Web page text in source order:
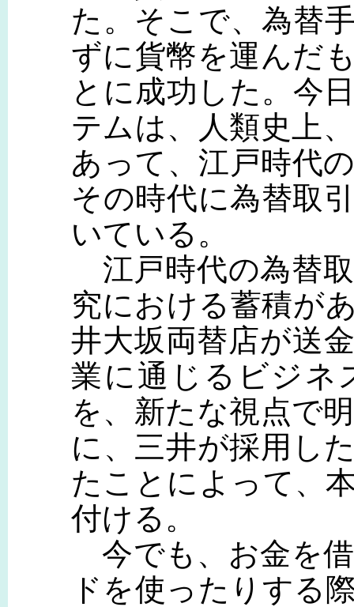
た。そこで、為替
ずに貨幣を運んだ
とに成功した。今
テムは、人類史上
あって、江戸時代
その時代に為替取
いている。
江戸時代の為替
究における蓄積が
井大坂両替店が送
業に通じるビジネ
を、新たな視点で
に、三井が採用し
たことによって、
付ける。
今でも、お金を
ドを使ったりする